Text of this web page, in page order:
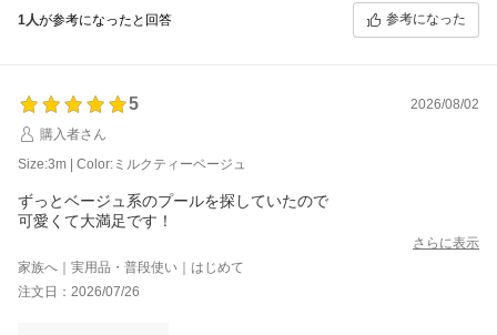
1人が参考になったと回答 参考になった
5
2026/08/02
購入者さん
Size:3m | Color:ミルクティーベージュ
ずっとベージュ系のプールを探していたので
可愛くて大満足です！
さらに表示
家族へ｜実用品・普段使い｜はじめて
注文日：2026/07/26